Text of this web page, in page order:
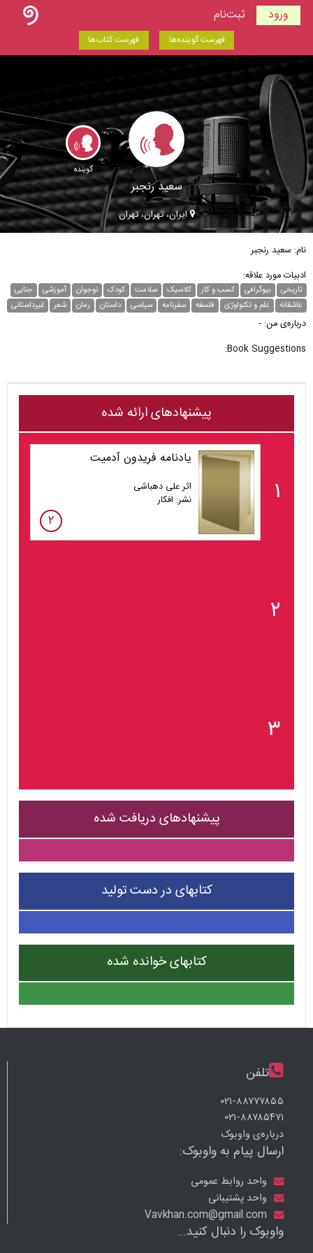
ورود ثبت‌نام
فهرست گوینده‌ها فهرست کتاب‌ها
گوینده
سعید رنجبر
ایران، تهران، تهران
نام: سعید رنجبر
ادبیات مورد علاقه:
تاریخی بیوگرافی کسب و کار کلاسیک سلامت کودک نوجوان آموزشی
جنایی
عاشقانه
علم و تکنولوژی فلسفه سفرنامه سیاسی داستان رمان شعر غیر‌داستانی
درباره‌ی من: -
Book Suggestions:
پیشنهادهای ارائه شده
۱
یادنامه فریدون آدمیت
اثر علی دهباشی
نشر: افکار
۲
۲
۳
پیشنهادهای دریافت شده
کتابهای در دست تولید
کتابهای خوانده شده
تلفن
۰۲۱-۸۸۷۷۷۸۵۵
۰۲۱-۸۸۷۸۵۴۷۱
درباره‌ی واوبوک
ارسال پیام به واوبوک:
واحد روابط عمومی
واحد پشتیبانی
واوبوک را دنبال کنید...